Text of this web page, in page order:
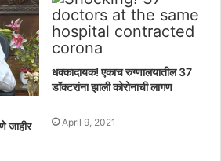
जाहीर
धक्कादायक! एकाच रुग्णालयातील 37
डॉक्टरांना झाली कोरोनाची लागण
April 9, 2021